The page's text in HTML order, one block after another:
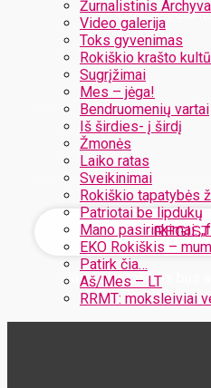
Žurnalistinis
Video galerija
Toks gyvenimas
Rokiškio krašto
Sugrįžimai
Mes – jėga!
Bendruomenių vartai
Iš širdies- į širdį
Žmonės
Laiko ratas
Sveikinimai
Rokiškio tapatybės
Patriotai be lipdukų
Mano pasirinkimai:
EKO Rokiškis –
Patirk čia…
Aš/Mes – LT
RRMT: moksleiviai
Jūsų slaptažodis bus